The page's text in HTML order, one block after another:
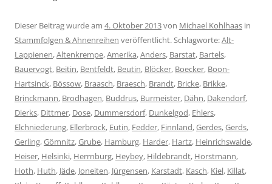
Dieser Beitrag wurde am 4. Oktober 2013von Michael Kohlhaas in
Stammfolgen & Ahnenreihen veröffentlicht. Schlagworte:Alt-
Lappienen,Altenkrempe,Amerika,Anders, Barstat, Bartels,
Bauervogt, Beitin, Bentfeldt, Beutin, Blöcker, Boecker, Boon-
Hartsinck, Bössow, Braasch, Braesch, Brandt, Bricke, Brikke,
Brinckmann, Brodhagen, Buddrus, Burmeister, Dähn, Dakendorf,
Dierks, Dittmer, Dose, Dummersdorf, Dunkelgod, Ehlers,
Elchniederung, Ellerbrock, Eutin, Fedder, Finnland,Gerdes,Gerds,
Gerling,Gömnitz,Grube, Hamburg, Harder, Hartz, Heinrichswalde,
Heiser, Helsinki, Herrnburg, Heybey, Hildebrandt, Horstmann,
Hoth, Huth, Jäde, Joneiten, Jürgensen, Karstadt, Kasch, Kiel, Killat,